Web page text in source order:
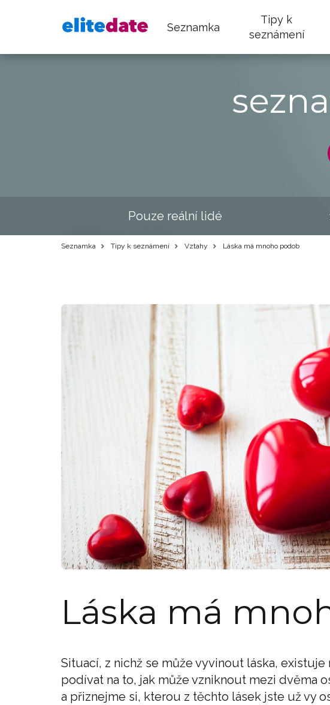
Seznamka
Tipy k
seznámení
Pouze reální lidé
Seznamka Tipy k seznámení Vztahy Láska má mnoho podob
Láska má
Situací, z nichž se může vyvinout láska,
podívat na to, jak může vzniknout mezi dvěma
a přiznejme si, kterou z těchto lásek jste už vy